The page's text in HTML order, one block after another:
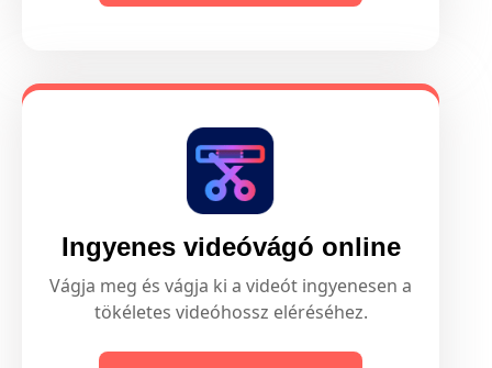
Ingyenes videóvágó online
Vágja meg és vágja ki a videót ingyenesen a
tökéletes videóhossz eléréséhez.